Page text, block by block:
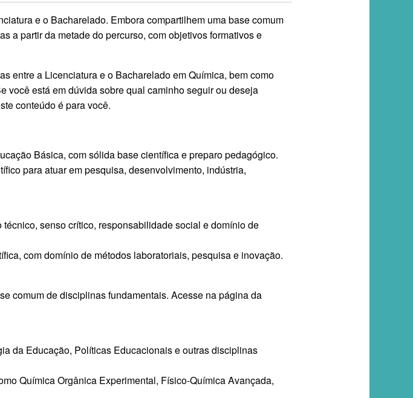
e o Bacharelado. Embora compartilhem uma base comum
a partir da metade do percurso, com objetivos formativos e
entre a Licenciatura e o Bacharelado em Química, bem como
você está em dúvida sobre qual caminho seguir ou deseja
conteúdo é para você.
Básica, com sólida base científica e preparo pedagógico.
para atuar em pesquisa, desenvolvimento, indústria,
senso crítico, responsabilidade social e domínio de
com domínio de métodos laboratoriais, pesquisa e inovação.
comum de disciplinas fundamentais. Acesse na página da
da Educação, Políticas Educacionais e outras disciplinas
Química Orgânica Experimental, Físico-Química Avançada,